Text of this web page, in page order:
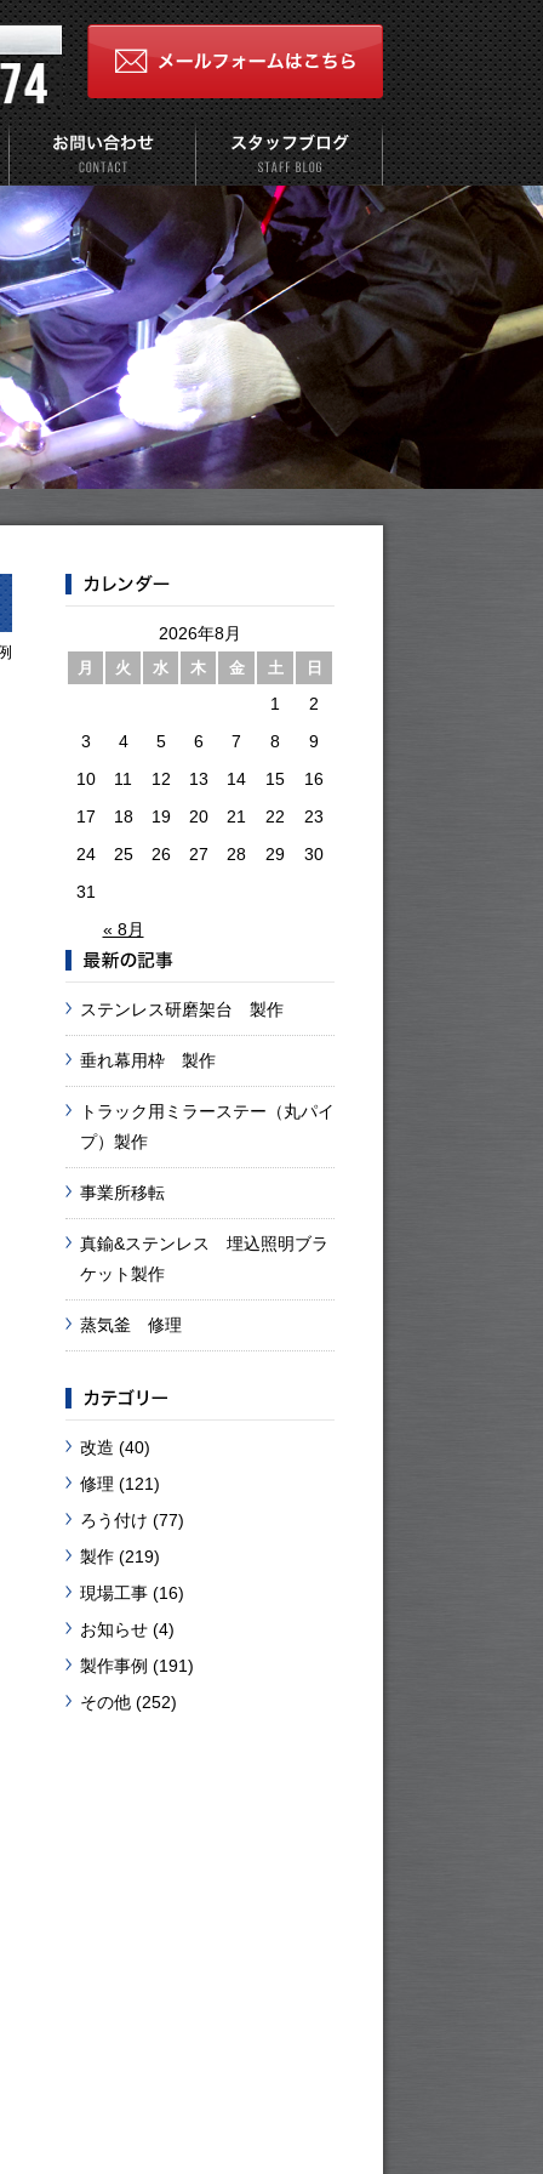
2026年8月
月 火 水 木 金 土 日
« 8月
1
2
3
4 5 6 7 8
9
10
11 12 13 14 15
16
17
18 19 20 21 22
23
24
25 26 27 28 29
30
31
ステンレス研磨架台 製作
垂れ幕用枠 製作
トラック用ミラーステー（丸パイ
プ）製作
事業所移転
真鍮&ステンレス 埋込照明ブラ
ケット製作
蒸気釜 修理
改造 (40)
修理 (121)
ろう付け (77)
製作 (219)
現場工事 (16)
お知らせ (4)
製作事例 (191)
その他 (252)